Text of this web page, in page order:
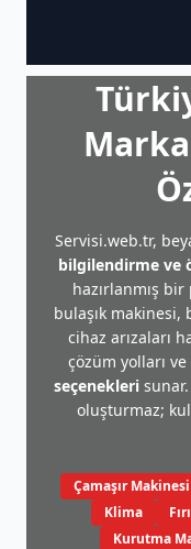
Servisi.web.tr,
bilgilendirme ve
hazırlanmış
bulaşık
cihaz arızaları
çözüm yolları ve
seçenekleri
oluşturmaz;
Çamaşır Makinesi
Klima
Kurutma